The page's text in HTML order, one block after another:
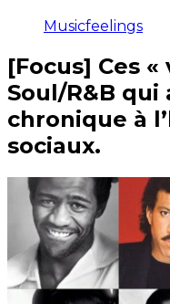
Musicfeelings
[Focus] Ces
Soul/R&B
chronique à
sociaux.